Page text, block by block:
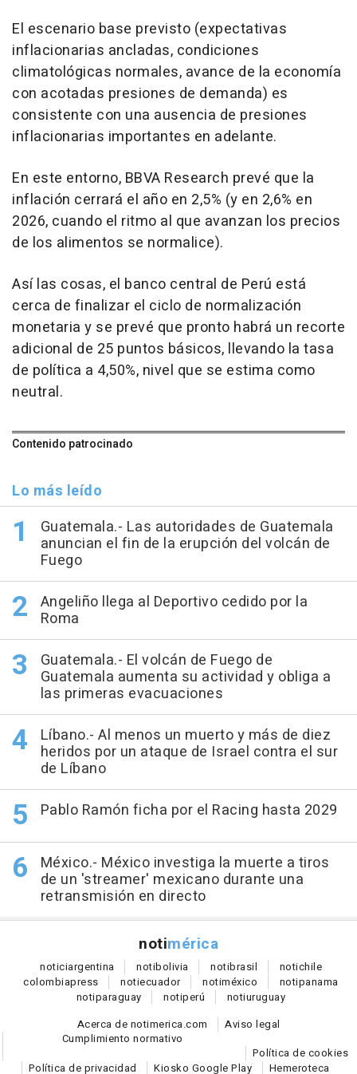
El escenario base previsto (expectativas
inflacionarias ancladas, condiciones
climatológicas normales, avance de la economía
con acotadas presiones de demanda) es
consistente con una ausencia de presiones
inflacionarias importantes en adelante.
En este entorno, BBVA Research prevé que la
inflación cerrará el año en 2,5% (y en 2,6% en
2026, cuando el ritmo al que avanzan los precios
de los alimentos se normalice).
Así las cosas, el banco central de Perú está
cerca de finalizar el ciclo de normalización
monetaria y se prevé que pronto habrá un recorte
adicional de 25 puntos básicos, llevando la tasa
de política a 4,50%, nivel que se estima como
neutral.
Contenido patrocinado
Lo más leído
Guatemala.- Las autoridades de Guatemala
anuncian el fin de la erupción del volcán de
Fuego
Angeliño llega al Deportivo cedido por la
Roma
Guatemala.- El volcán de Fuego de
Guatemala aumenta su actividad y obliga a
las primeras evacuaciones
Líbano.- Al menos un muerto y más de diez
heridos por un ataque de Israel contra el sur
de Líbano
Pablo Ramón ficha por el Racing hasta 2029
México.- México investiga la muerte a tiros
de un 'streamer' mexicano durante una
retransmisión en directo
notimérica
noticiargentina notibolivia notibrasil notichile
colombiapress notiecuador notiméxico notipanama
notiparaguay notiperú notiuruguay
Acerca de notimerica.com
Aviso legal
Cumplimiento normativo
Política de cookies
Política de privacidad
Kiosko Google Play Hemeroteca